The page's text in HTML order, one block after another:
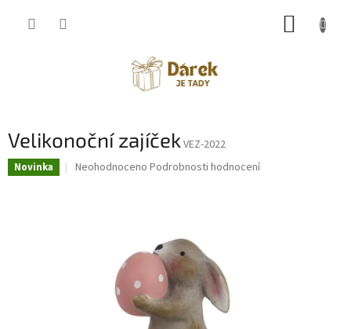
Velikonoční zajíček VEZ-2022
Novinka
Průměrné
hvězdiček.
Neohodnoceno Podrobnosti hodnocení